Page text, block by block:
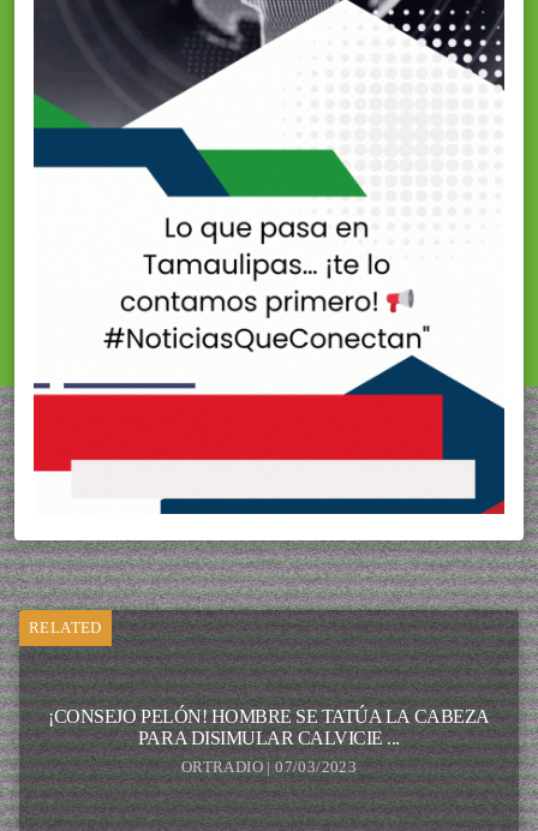
RELATED
¡CONSEJO PELÓN! HOMBRE SE TATÚA LA CABEZA
PARA DISIMULAR CALVICIE ...
ORTRADIO | 07/03/2023